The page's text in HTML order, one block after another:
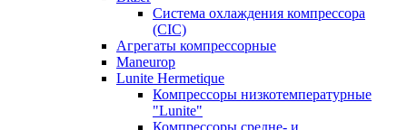
Система охлаждения компрессора
(CIC)
Агрегаты компрессорные
Maneurop
Lunite Hermetique
Компрессоры низкотемпературные
"Lunite"
Компрессоры средне- и